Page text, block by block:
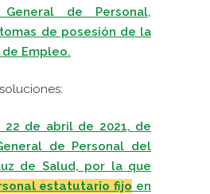
de Personal,
de posesión de la
Empleo.
22 de abril de 2021, de
de Personal del
de Salud, por la que
estatutario fijo en